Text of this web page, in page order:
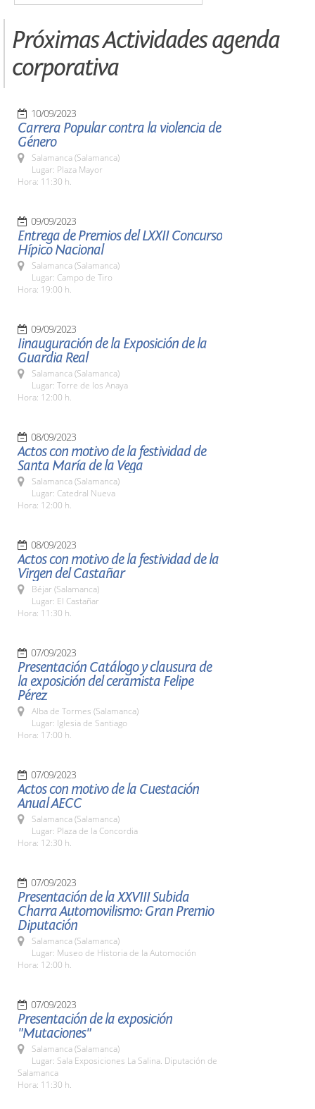
Próximas Actividades agenda
corporativa
10/09/2023
Carrera Popular contra la violencia de
Género
Salamanca (Salamanca)
Lugar: Plaza Mayor
Hora: 11:30 h.
09/09/2023
Entrega de Premios del LXXII Concurso
Hípico Nacional
Salamanca (Salamanca)
Lugar: Campo de Tiro
Hora: 19:00 h.
09/09/2023
Iinauguración de la Exposición de la
Guardia Real
Salamanca (Salamanca)
Lugar: Torre de los Anaya
Hora: 12:00 h.
08/09/2023
Actos con motivo de la festividad de
Santa María de la Vega
Salamanca (Salamanca)
Lugar: Catedral Nueva
Hora: 12:00 h.
08/09/2023
Actos con motivo de la festividad de la
Virgen del Castañar
Béjar (Salamanca)
Lugar: El Castañar
Hora: 11:30 h.
07/09/2023
Presentación Catálogo y clausura de
la exposición del ceramista Felipe
Pérez
Alba de Tormes (Salamanca)
Lugar: Iglesia de Santiago
Hora: 17:00 h.
07/09/2023
Actos con motivo de la Cuestación
Anual AECC
Salamanca (Salamanca)
Lugar: Plaza de la Concordia
Hora: 12:30 h.
07/09/2023
Presentación de la XXVIII Subida
Charra Automovilismo: Gran Premio
Diputación
Salamanca (Salamanca)
Lugar: Museo de Historia de la Automoción
Hora: 12:00 h.
07/09/2023
Presentación de la exposición
"Mutaciones"
Salamanca (Salamanca)
Lugar: Sala Exposiciones La Salina. Diputación de
Salamanca
Hora: 11:30 h.